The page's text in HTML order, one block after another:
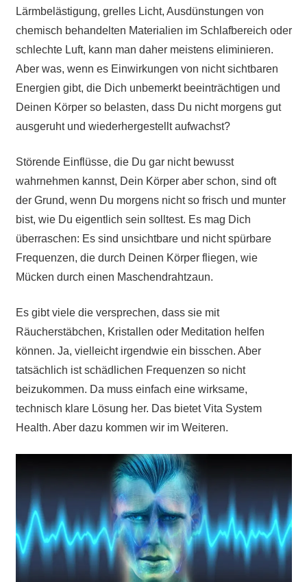
Lärmbelästigung, grelles Licht, Ausdünstungen von
chemisch behandelten Materialien im Schlafbereich oder
schlechte Luft, kann man daher meistens eliminieren.
Aber was, wenn es Einwirkungen von nicht sichtbaren
Energien gibt, die Dich unbemerkt beeinträchtigen und
Deinen Körper so belasten, dass Du nicht morgens gut
ausgeruht und wiederhergestellt aufwachst?
Störende Einflüsse, die Du gar nicht bewusst
wahrnehmen kannst, Dein Körper aber schon, sind oft
der Grund, wenn Du morgens nicht so frisch und munter
bist, wie Du eigentlich sein solltest. Es mag Dich
überraschen: Es sind unsichtbare und nicht spürbare
Frequenzen, die durch Deinen Körper fliegen, wie
Mücken durch einen Maschendrahtzaun.
Es gibt viele die versprechen, dass sie mit
Räucherstäbchen, Kristallen oder Meditation helfen
können. Ja, vielleicht irgendwie ein bisschen. Aber
tatsächlich ist schädlichen Frequenzen so nicht
beizukommen. Da muss einfach eine wirksame,
technisch klare Lösung her. Das bietet Vita System
Health. Aber dazu kommen wir im Weiteren.